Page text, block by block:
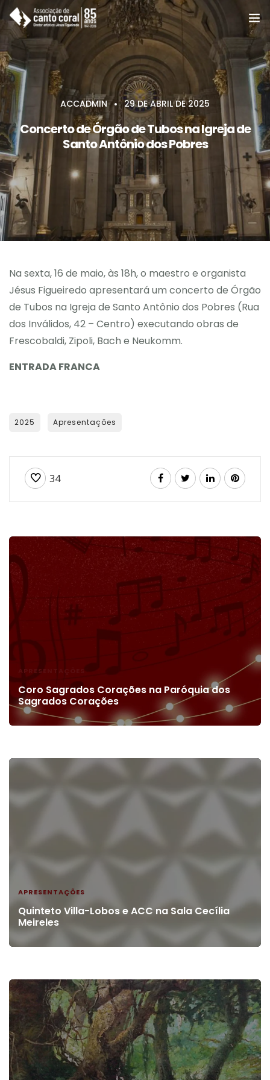
Coros e Grupos
Cursos
Notícias e eventos
Agenda e programas
Apoie
Associe-se
ACCADMIN 29 DE ABRIL DE 2025
Concerto de Órgão de Tubos na Igreja de
Santo Antônio dos Pobres
Na sexta, 16 de maio, às 18h, o maestro e organista
Jésus Figueiredo apresentará um concerto de Órgão
de Tubos na Igreja de Santo Antônio dos Pobres (Rua
dos Inválidos, 42 – Centro) executando obras de
Frescobaldi, Zipoli, Bach e Neukomm.
ENTRADA FRANCA
2025 Apresentações
34
APRESENTAÇÕES
Coro Sagrados Corações na Paróquia dos
Sagrados Corações
APRESENTAÇÕES
Quinteto Villa-Lobos e ACC na Sala Cecília
Meireles